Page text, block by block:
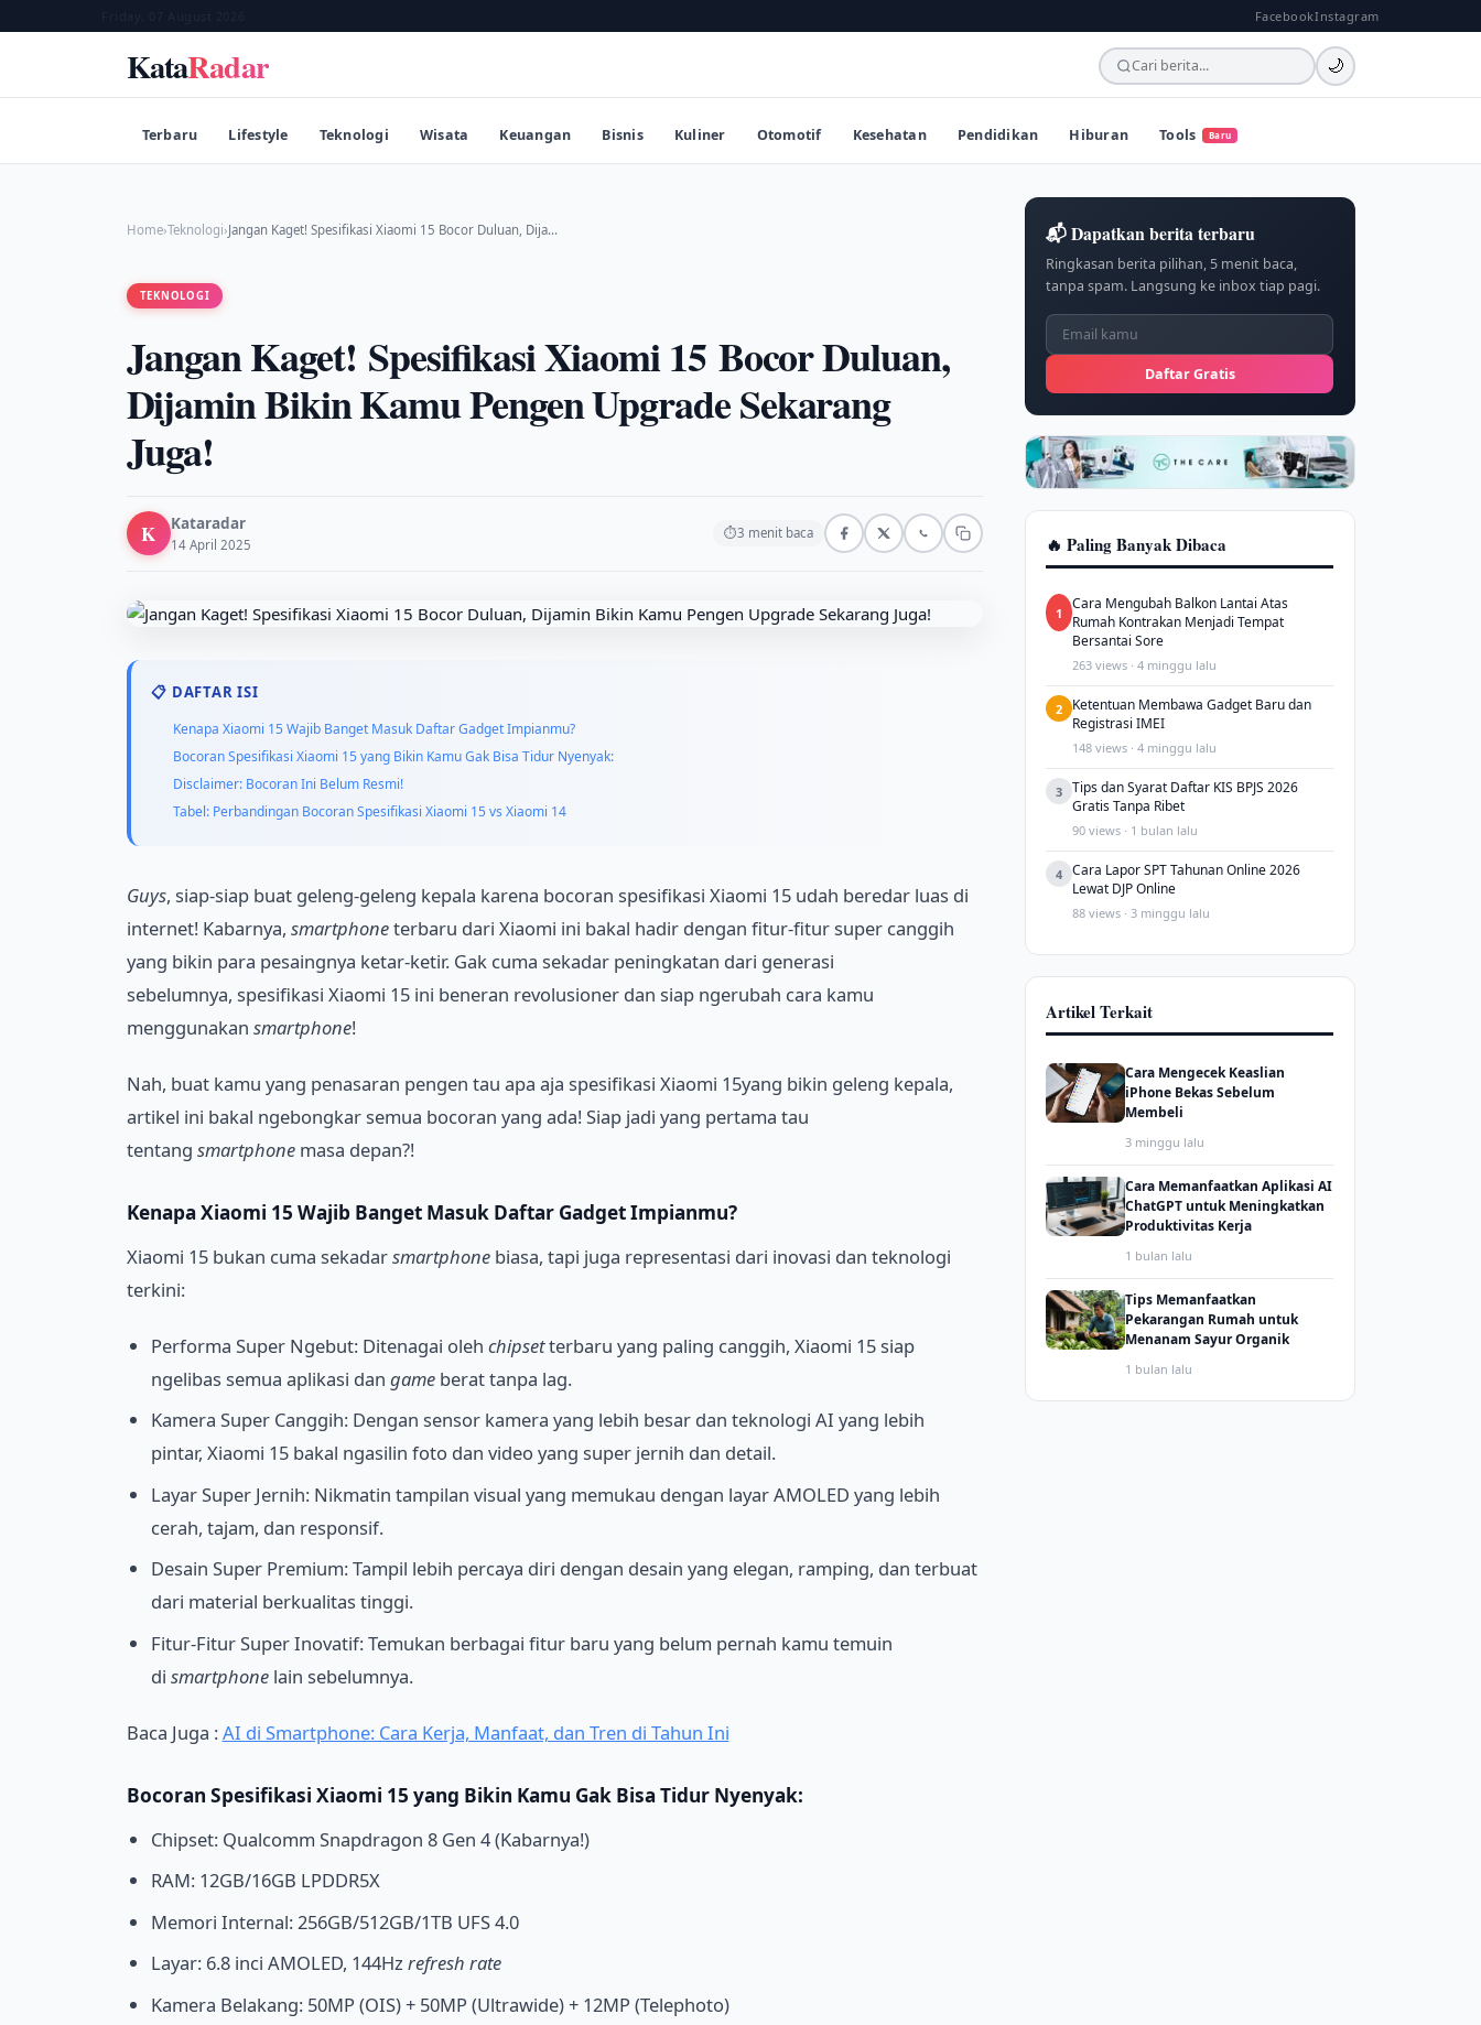
FacebookInstagram
KataRadar 🌙
Terbaru Lifestyle Teknologi Wisata Keuangan Bisnis Kuliner Otomotif Kesehatan Pendidikan Hiburan Tools Baru
Home›Teknologi›Jangan Kaget! Spesifikasi Xiaomi 15 Bocor Duluan, Dija…
TEKNOLOGI
Jangan Kaget! Spesifikasi Xiaomi 15 Bocor Duluan,
Dijamin Bikin Kamu Pengen Upgrade Sekarang
Juga!
K Kataradar
14 April 2025
⏱3 menit baca
📋 DAFTAR ISI
Kenapa Xiaomi 15 Wajib Banget Masuk Daftar Gadget Impianmu?
Bocoran Spesifikasi Xiaomi 15 yang Bikin Kamu Gak Bisa Tidur Nyenyak:
Disclaimer: Bocoran Ini Belum Resmi!
Tabel: Perbandingan Bocoran Spesifikasi Xiaomi 15 vs Xiaomi 14
Guys, siap-siap buat geleng-geleng kepala karena bocoran spesifikasi Xiaomi 15 udah beredar luas di
internet! Kabarnya, smartphoneterbaru dari Xiaomi ini bakal hadir dengan fitur-fitur super canggih
yang bikin para pesaingnya ketar-ketir. Gak cuma sekadar peningkatan dari generasi
sebelumnya, spesifikasi Xiaomi 15 ini beneran revolusioner dan siap ngerubah cara kamu
menggunakan smartphone!
Nah, buat kamu yang penasaran pengen tau apa aja spesifikasi Xiaomi 15yang bikin geleng kepala,
artikel ini bakal ngebongkar semua bocoran yang ada! Siap jadi yang pertama tau
tentang smartphonemasa depan?!
KenapaXiaomi 15 Wajib Banget Masuk Daftar Gadget Impianmu?
Xiaomi 15 bukan cuma sekadarsmartphonebiasa, tapi juga representasi dari inovasi dan teknologi
terkini:
Performa Super Ngebut: Ditenagai oleh chipsetterbaru yang paling canggih, Xiaomi 15 siap
ngelibas semua aplikasi dan game berat tanpa lag.
Kamera Super Canggih: Dengan sensor kamera yang lebih besar dan teknologi AI yang lebih
pintar, Xiaomi 15 bakal ngasilin foto dan video yang super jernih dan detail.
Layar Super Jernih: Nikmatin tampilan visual yang memukau dengan layar AMOLED yang lebih
cerah, tajam, dan responsif.
Desain Super Premium: Tampil lebih percaya diri dengan desain yang elegan, ramping, dan terbuat
dari material berkualitas tinggi.
Fitur-Fitur Super Inovatif: Temukan berbagai fitur baru yang belum pernah kamu temuin
di smartphone lain sebelumnya.
Baca Juga :AI di Smartphone: Cara Kerja, Manfaat, dan Tren di Tahun Ini
Bocoran Spesifikasi Xiaomi 15 yang Bikin Kamu Gak Bisa Tidur Nyenyak:
Chipset: Qualcomm Snapdragon 8 Gen 4 (Kabarnya!)
RAM: 12GB/16GB LPDDR5X
Memori Internal: 256GB/512GB/1TB UFS 4.0
Layar: 6.8 inci AMOLED, 144Hz refresh rate
Kamera Belakang: 50MP (OIS) + 50MP (Ultrawide) + 12MP (Telephoto)
📬 Dapatkan berita terbaru
Ringkasan berita pilihan, 5 menit baca,
tanpa spam. Langsung ke inbox tiap pagi.
Daftar Gratis
🔥 Paling Banyak Dibaca
1
Cara Mengubah Balkon Lantai Atas
Rumah Kontrakan Menjadi Tempat
Bersantai Sore
263 views · 4 minggu lalu
2
Ketentuan Membawa Gadget Baru dan
Registrasi IMEI
148 views · 4 minggu lalu
3
Tips dan Syarat Daftar KIS BPJS 2026
Gratis Tanpa Ribet
90 views · 1 bulan lalu
4
Cara Lapor SPT Tahunan Online 2026
Lewat DJP Online
88 views · 3 minggu lalu
Artikel Terkait
Cara Mengecek Keaslian
iPhone Bekas Sebelum
Membeli
3 minggu lalu
Cara Memanfaatkan Aplikasi AI
ChatGPT untuk Meningkatkan
Produktivitas Kerja
1 bulan lalu
Tips Memanfaatkan
Pekarangan Rumah untuk
Menanam Sayur Organik
1 bulan lalu